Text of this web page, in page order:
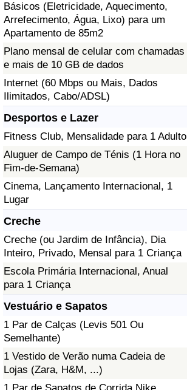
Básicos (Eletricidade, Aquecimento,
Arrefecimento, Água, Lixo) para um
Apartamento de 85m2
Plano mensal de celular com chamadas
e mais de 10 GB de dados
Internet (60 Mbps ou Mais, Dados
Ilimitados, Cabo/ADSL)
Desportos e Lazer
Fitness Club, Mensalidade para 1 Adulto
Aluguer de Campo de Ténis (1 Hora no
Fim-de-Semana)
Cinema, Lançamento Internacional, 1
Lugar
Creche
Creche (ou Jardim de Infância), Dia
Inteiro, Privado, Mensal para 1 Criança
Escola Primária Internacional, Anual
para 1 Criança
Vestuário e Sapatos
1 Par de Calças (Levis 501 Ou
Semelhante)
1 Vestido de Verão numa Cadeia de
Lojas (Zara, H&M, ...)